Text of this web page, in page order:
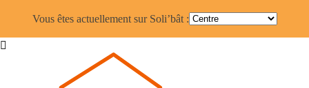
Vous êtes actuellement sur Soli’bât :
